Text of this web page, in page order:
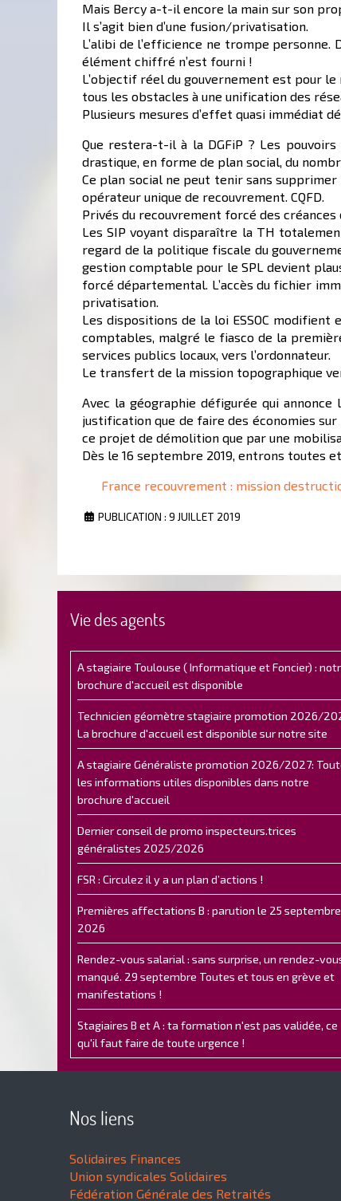
Mais Bercy a-t-il encore la main sur son
Il s’agit bien d’une fusion/privatisation.
L’alibi de l’efficience ne trompe
élément chiffré n’est fourni !
L’objectif réel du gouvernement est pour
tous les obstacles à une unification des
Plusieurs mesures d’effet quasi immédiat
Que restera-t-il à la DGFiP ? Les
drastique, en forme de plan social, du
Ce plan social ne peut tenir sans
opérateur unique de recouvrement. CQFD.
Privés du recouvrement forcé des
Les SIP voyant disparaître la TH
regard de la politique fiscale du
gestion comptable pour le SPL devient
forcé départemental. L’accès du fichier
privatisation.
Les dispositions de la loi ESSOC
comptables, malgré le fiasco de la
services publics locaux, vers l’ordonnateur.
Le transfert de la mission topographique
Avec la géographie défigurée qui annonce
justification que de faire des économies
ce projet de démolition que par une
Dès le 16 septembre 2019, entrons toutes
France recouvrement : mission
PUBLICATION : 9 JUILLET 2019
Vie des agents
A stagiaire Toulouse ( Informatique et Foncier) :
brochure d'accueil est disponible
Technicien géomètre stagiaire promotion 2026/
La brochure d'accueil est disponible sur notre site
A stagiaire Généraliste promotion 2026/2027:
les informations utiles disponibles dans notre
brochure d'accueil
Dernier conseil de promo inspecteurs.trices
généralistes 2025/2026
FSR : Circulez il y a un plan d’actions !
Premières affectations B : parution le 25 septembre
2026
Rendez-vous salarial : sans surprise, un rendez-
manqué. 29 septembre Toutes et tous en grève et
manifestations !
Stagiaires B et A : ta formation n'est pas validée, ce
qu'il faut faire de toute urgence !
Nos liens
Solidaires Finances
Union syndicales Solidaires
Fédération Générale des Retraités